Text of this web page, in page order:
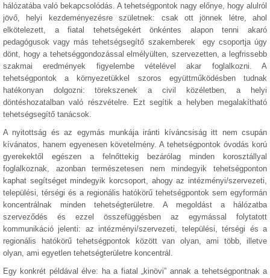
hálózatába való bekapcsolódás. A tehetségpontok nagy előnye, hogy alulról
jövő, helyi kezdeményezésre születnek: csak ott jönnek létre, ahol
elkötelezett, a fiatal tehetségekért önkéntes alapon tenni akaró
pedagógusok vagy más tehetségsegítő szakemberek egy csoportja úgy
dönt, hogy a tehetséggondozással elmélyülten, szervezetten, a legfrissebb
szakmai eredmények figyelembe vételével akar foglalkozni. A
tehetségpontok a környezetükkel szoros együttműködésben tudnak
hatékonyan dolgozni: törekszenek a civil közéletben, a helyi
döntéshozatalban való részvételre. Ezt segítik a helyben megalakítható
tehetségsegítő tanácsok.
A nyitottság és az egymás munkája iránti kíváncsiság itt nem csupán
kívánatos, hanem egyenesen követelmény. A tehetségpontok óvodás korú
gyerekektől egészen a felnőttekig bezárólag minden korosztállyal
foglalkoznak, azonban természetesen nem mindegyik tehetségponton
kaphat segítséget mindegyik korcsoport, ahogy az intézményi/szervezeti,
települési, térségi és a regionális hatókörű tehetségpontok sem egyformán
koncentrálnak minden tehetségterületre. A megoldást a hálózatba
szerveződés és ezzel összefüggésben az egymással folytatott
kommunikáció jelenti: az intézményi/szervezeti, települési, térségi és a
regionális hatókörű tehetségpontok között van olyan, ami több, illetve
olyan, ami egyetlen tehetségterületre koncentrál.
Egy konkrét példával élve: ha a fiatal „kinövi” annak a tehetségpontnak a